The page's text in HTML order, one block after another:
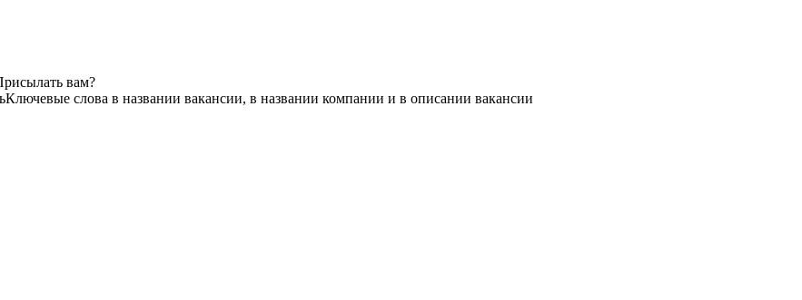
вам?
Ключевые слова в названии вакансии, в названии компании и в описании вакансии